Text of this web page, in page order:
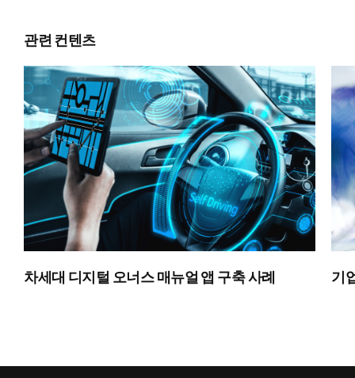
관련 컨텐츠
차세대 디지털 오너스 매뉴얼 앱 구축 사례 기